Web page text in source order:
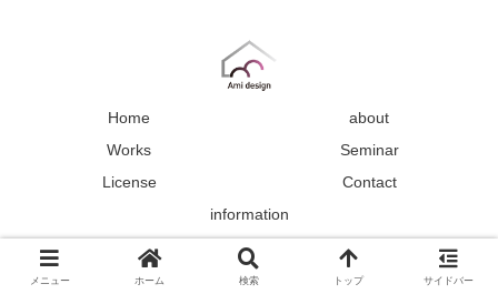
Home
about
Works
Seminar
License
Contact
information
Copyright © 2021 Ami design All Rights Reserved.
メニュー ホーム 検索 トップ サイドバー